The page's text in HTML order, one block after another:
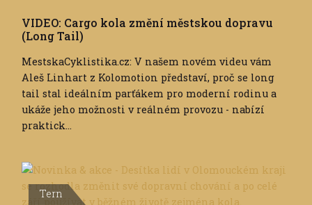
VIDEO: Cargo kola změní městskou dopravu
(Long Tail)
MestskaCyklistika.cz: V našem novém videu vám
Aleš Linhart z Kolomotion představí, proč se long
tail stal ideálním parťákem pro moderní rodinu a
ukáže jeho možnosti v reálném provozu - nabízí
praktick...
Tern